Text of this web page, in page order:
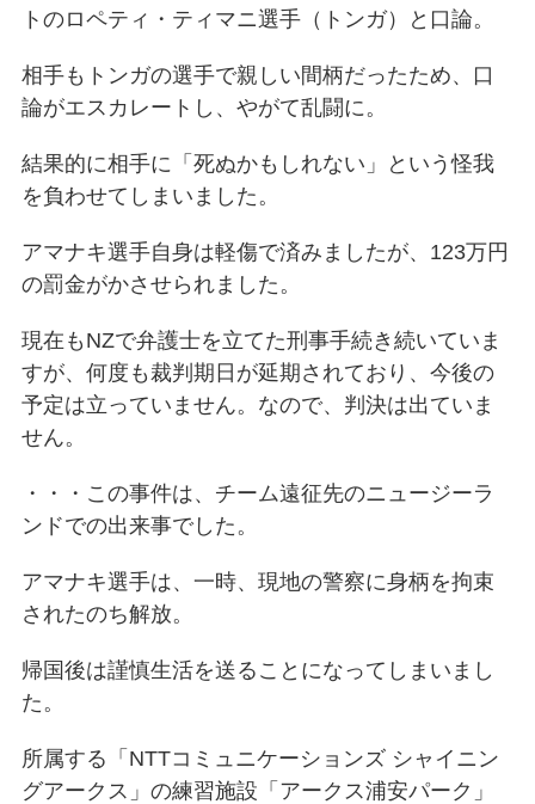
トのロペティ・ティマニ選手（トンガ）と口論。
相手もトンガの選手で親しい間柄だったため、口
論がエスカレートし、やがて乱闘に。
結果的に相手に「死ぬかもしれない」という怪我
を負わせてしまいました。
アマナキ選手自身は軽傷で済みましたが、123万円
の罰金がかさせられました。
現在もNZで弁護士を立てた刑事手続き続いていま
すが、何度も裁判期日が延期されており、今後の
予定は立っていません。なので、判決は出ていま
せん。
・・・この事件は、チーム遠征先のニュージーラ
ンドでの出来事でした。
アマナキ選手は、一時、現地の警察に身柄を拘束
されたのち解放。
帰国後は謹慎生活を送ることになってしまいまし
た。
所属する「NTTコミュニケーションズ シャイニン
グアークス」の練習施設「アークス浦安パーク」